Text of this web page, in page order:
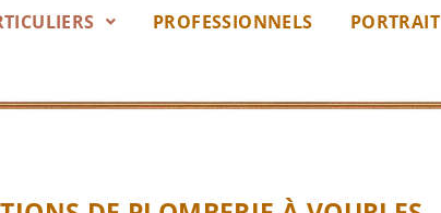
PROFESSIONNELS PORTRAIT